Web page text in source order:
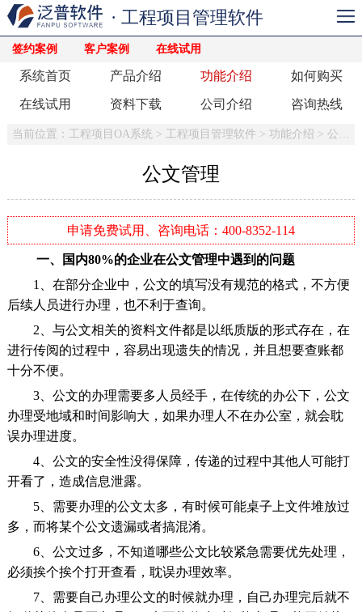
签约案例 客户案例 在线试用
· 工程项目管理软件
系统首页 产品介绍 功能介绍 如何购买
在线试用 资料下载 公司介绍 咨询热线
当前位置： 工程项目OA系统 > 工程项目管理软件 > 功能介绍 > 公文管理
公文管理
申请免费试用、咨询电话：400-8352-114
一、国内80%的企业在公文管理中遇到的问题
1、在部分企业中，公文的填写没有规范的格式，不方便
后续人员进行办理，也不利于查询。
2、与公文相关的资料文件都是以纸质版的形式存在，在
进行传阅的过程中，容易出现遗失的情况，并且想要查账都
十分不便。
3、公文的办理需要多人员经手，在传统的办公下，公文
办理受地域和时间影响大，如果办理人不在办公室，就会耽
误办理进度。
4、公文的安全性没得保障，传递的过程中其他人可能打
开看了，造成信息泄露。
5、需要办理的公文太多，有时候可能桌子上文件堆放过
多，而将某个公文遗漏或者搞混淆。
6、公文过多，不知道哪些公文比较紧急需要优先处理，
必须挨个挨个打开查看，耽误办理效率。
7、需要自己办理公文的时候就办理，自己办理完后就不